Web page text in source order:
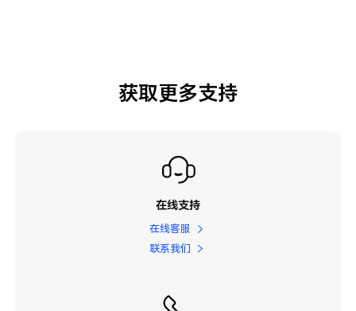
获取更多支持
在线支持
在线客服
联系我们